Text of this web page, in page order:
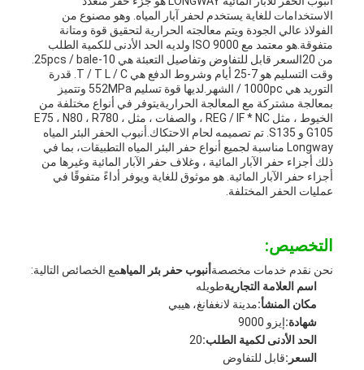
الاستخدامات للغاية يستخدم لحفر آبار المياه. وهو مصنوع من
الفولاذ عالي الجودة ويتم معالجته الحرارية لتحقيق قوة ومتانة
متفوقة.هو معتمد مع ISO 9000 ولديه الحد الأدنى للكمية الطلب
وقت التسليم هو 7-25 أيام وشروط الدفع هي T / T L / C. قدرة
التوريد هي 1000pc / الشهر.لديها قوة تسليم 552MPa وتتميز
بمعالجة مشتركة مع المعالجة الحراريةيتوفر في أنواع مختلفة من
الخيوط ، مثل REG / IF * NC ، والصفات ، مثل E75 ، N80 ، R780 ،
G105 و S135. تم تصميمه لحام الاحتكاك.أنبوب الحفر البئر المياه
Longway مناسبة لجميع أنواع حفر البئر المياه التطبيقات، بما في
ذلك أجزاء حفر الآبار المائية ، وغلاف حفر الآبار المائية وغيرها من
أجزاء حفر الآبار المائية. هو موثوق للغاية ويوفر أداءً متفوقًا في
عمليات الحفر المختلفة.
التخصيص:
نحن نقدم خدمات مخصصة أنبوب حفر بئر المياهمع الخصائص التالية:
اسم العلامة التجاريةطويله
مكان المنشأ:مدينة لانغفانغ، هيبي
شهادة:إيزو 9000
الحد الأدنى لكمية الطلب:20
السعر:قابل للتفاوض